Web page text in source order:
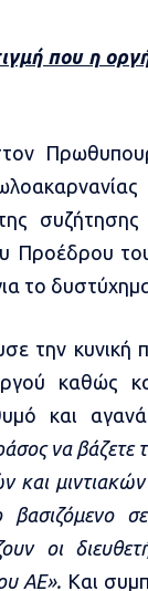
που η
συζήτησης
Προέδρου
το
την κυνική
καθώς
και
να βάζετε
και
σε
οι
ΑE». Και